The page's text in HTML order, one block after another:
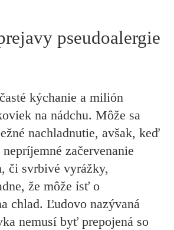
pseudoalergie
kýchanie a milión
na nádchu. Môže sa
nachladnutie, avšak, keď
začervenanie
či svrbivé vyrážky,
že môže ísť o
chlad. Ľudovo nazývaná
nemusí byť prepojená so